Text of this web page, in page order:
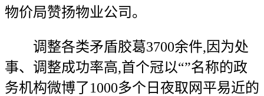
物价局赞扬物业公司。
调整各类矛盾胶葛3700余件,因为处
事、调整成功率高,首个冠以“”名称的政
务机构微博了1000多个日夜取网平易近的